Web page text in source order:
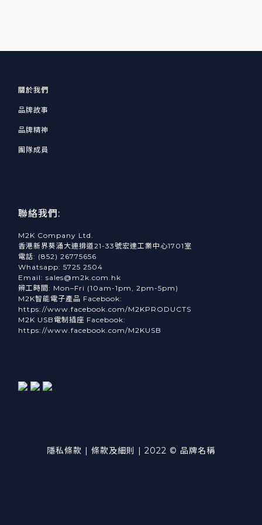
關於我們
品牌故事
品牌精神
團隊成員
聯絡我們:
M2K Company Ltd.
香港新界葵涌大連排道21-33號宏達工業中心1701室
電話: (852) 26775656
Whatsapp: 5725 2504
Email: sales@m2k.com.hk
辨工時間: Mon–Fri (10am-1pm, 2pm-5pm)
M2K智能電子產品 Facebook:
https://www.facebook.com/M2KPRODUCTS
M2K USB電制插座 Facebook:
https://www.facebook.com/M2KUSB
隱私條款 | 條款及細則 | 2022 © 品牌名稱